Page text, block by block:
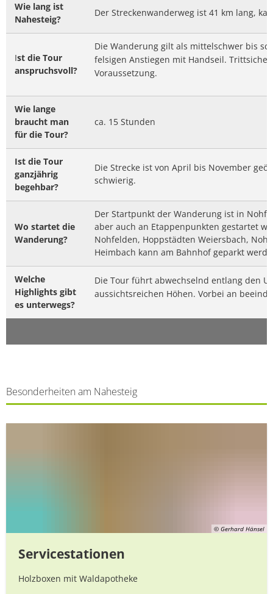
Wie lang ist
Nahesteig?
Der Streckenwanderweg ist 41 km lang,
Ist die Tour
anspruchsvoll?
Die Wanderung gilt als mittelschwer bis
felsigen Anstiegen mit Handseil.
Voraussetzung.
Wie lange
braucht man
für die Tour?
ca. 15 Stunden
Ist die Tour
ganzjährig
begehbar?
Die Strecke ist von April bis November
schwierig.
Wo startet die
Wanderung?
Der Startpunkt der Wanderung ist in
aber auch an Etappenpunkten gestartet
Nohfelden, Hoppstädten Weiersbach,
Heimbach kann am Bahnhof geparkt
Welche
Highlights gibt
es unterwegs?
Die Tour führt abwechselnd entlang den
aussichtsreichen Höhen. Vorbei an
Besonderheiten am Nahesteig
© Gerhard Hänsel
Servicestationen
Holzboxen mit Waldapotheke